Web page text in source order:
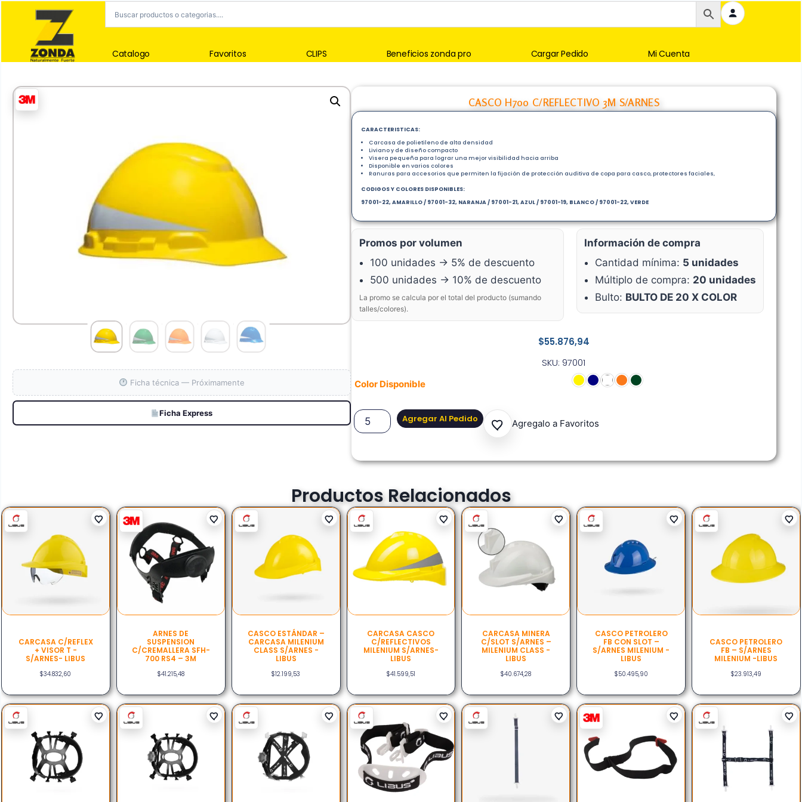
Catalogo Favoritos CLIPS Beneficios zonda pro Cargar Pedido Mi Cuenta
CASCO H700 C/REFLECTIVO 3M S/ARNES
$55.876,94
CARACTERISTICAS:
Carcasa de polietileno de alta densidad
Liviano y de diseño compacto
Visera pequeña para lograr una mejor visibilidad hacia arriba
Disponible en varios colores
Ranuras para accesorios que permiten la fijación de protección auditiva de copa para casco, protectores faciales,
CODIGOS Y COLORES DISPONIBLES:
97001-22, AMARILLO / 97001-32, NARANJA / 97001-21, AZUL / 97001-19, BLANCO / 97001-22, VERDE
SKU: 97001
Color Disponible
Agregar Al Pedido Agregalo a Favoritos
Promos por volumen
100 unidades → 5% de descuento
500 unidades → 10% de descuento
La promo se calcula por el total del producto (sumando
talles/colores).
Información de compra
Cantidad mínima: 5 unidades
Múltiplo de compra: 20 unidades
Bulto: BULTO DE 20 X COLOR
Ficha técnica — Próximamente
Ficha Express
Productos Relacionados
CARCASA C/REFLEX
+ VISOR T -
S/ARNES- LIBUS
$34.832,60
ARNES DE
SUSPENSION
C/CREMALLERA SFH-
700 RS4 – 3M
$41.215,48
CASCO ESTÁNDAR –
CARCASA MILENIUM
CLASS S/ARNES -
LIBUS
$12.199,53
CARCASA CASCO
C/REFLECTIVOS
MILENIUM S/ARNES-
LIBUS
$41.599,51
CARCASA MINERA
C/SLOT S/ARNES –
MILENIUM CLASS -
LIBUS
$40.674,28
CASCO PETROLERO
FB CON SLOT –
S/ARNES MILENIUM -
LIBUS
$50.495,90
CASCO PETROLERO
FB – S/ARNES
MILENIUM -LIBUS
$23.913,49